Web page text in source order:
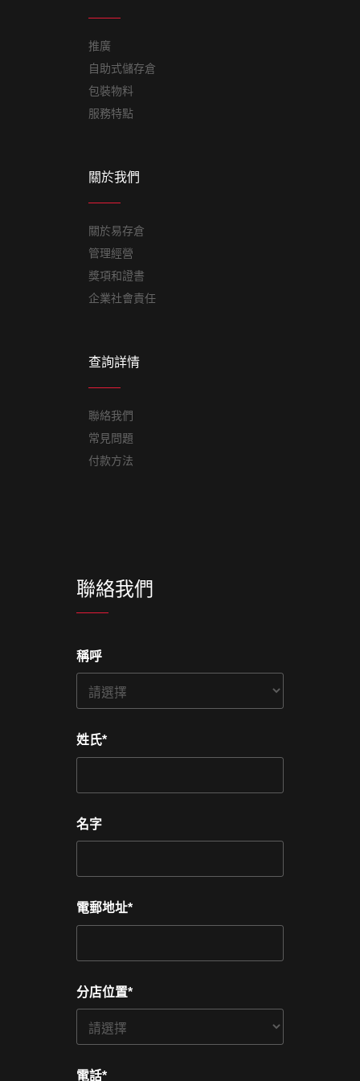
推廣
自助式儲存倉
包裝物料
服務特點
關於我們
關於易存倉
管理經營
獎項和證書
企業社會責任
查詢詳情
聯絡我們
常見問題
付款方法
聯絡我們
稱呼
姓氏*
名字
電郵地址*
分店位置*
電話*